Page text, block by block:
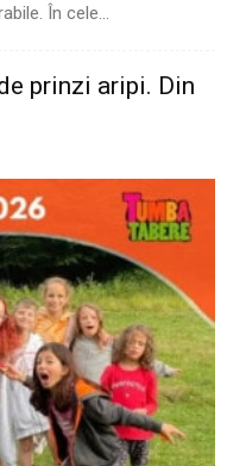
În cele...
prinzi aripi. Din